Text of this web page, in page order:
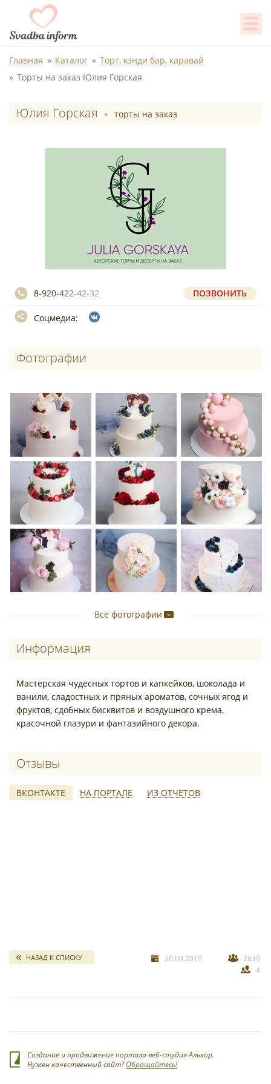
Главная Каталог
Торт, кэнди бар, каравай
Торты на заказ Юлия Горская
Юлия Горская торты на заказ
8-920-422-42-32 ПОЗВОНИТЬ
Соцмедиа:
Информация
Мастерская чудесных тортов и капкейков, шоколада и
ванили, сладостных и пряных ароматов, сочных ягод и
фруктов, сдобных бисквитов и воздушного крема,
красочной глазури и фантазийного декора.
Фотографии
Все фотографии
Отзывы о Юлия Горская
ВКОНТАКТЕ НА ПОРТАЛЕ ИЗ ОТЧЕТОВ
*
*
НАЗАД К СПИСКУ 20.09.2019
2639
4
Создание и продвижение портала веб-студия Алькор.
Нужен качественный сайт?Обращайтесь!